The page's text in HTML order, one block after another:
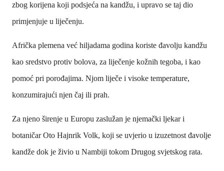
zbog korijena koji podsjeća na kandžu, i upravo se taj dio
primjenjuje u liječenju.
Afrička plemena već hiljadama godina koriste đavolju kandžu
kao sredstvo protiv bolova, za liječenje kožnih tegoba, i kao
pomoć pri porođajima. Njom liječe i visoke temperature,
konzumirajući njen čaj ili prah.
Za njeno širenje u Europu zaslužan je njemački ljekar i
botaničar Oto Hajnrik Volk, koji se uvjerio u izuzetnost đavolje
kandže dok je živio u Nambiji tokom Drugog svjetskog rata.